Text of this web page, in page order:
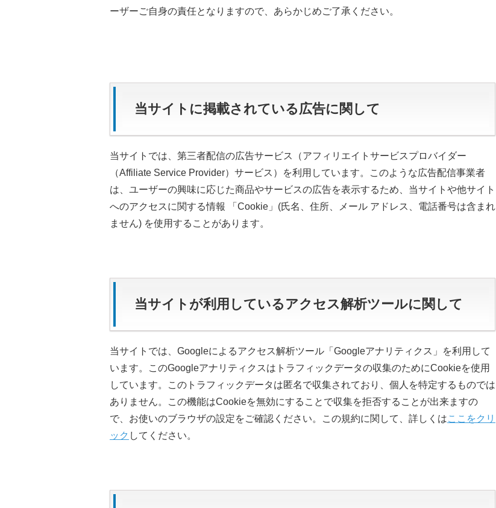
ーザーご自身の責任となりますので、あらかじめご了承ください。
当サイトに掲載されている広告に関して
当サイトでは、第三者配信の広告サービス（アフィリエイトサービスプロバイダー
（Affiliate Service Provider）サービス）を利用しています。このような広告配信事業者
は、ユーザーの興味に応じた商品やサービスの広告を表示するため、当サイトや他サイト
へのアクセスに関する情報 「Cookie」(氏名、住所、メール アドレス、電話番号は含まれ
ません) を使用することがあります。
当サイトが利用しているアクセス解析ツールに関して
当サイトでは、Googleによるアクセス解析ツール「Googleアナリティクス」を利用して
います。このGoogleアナリティクスはトラフィックデータの収集のためにCookieを使用
しています。このトラフィックデータは匿名で収集されており、個人を特定するものでは
ありません。この機能はCookieを無効にすることで収集を拒否することが出来ますの
で、お使いのブラウザの設定をご確認ください。この規約に関して、詳しくはここをクリ
ック してください。